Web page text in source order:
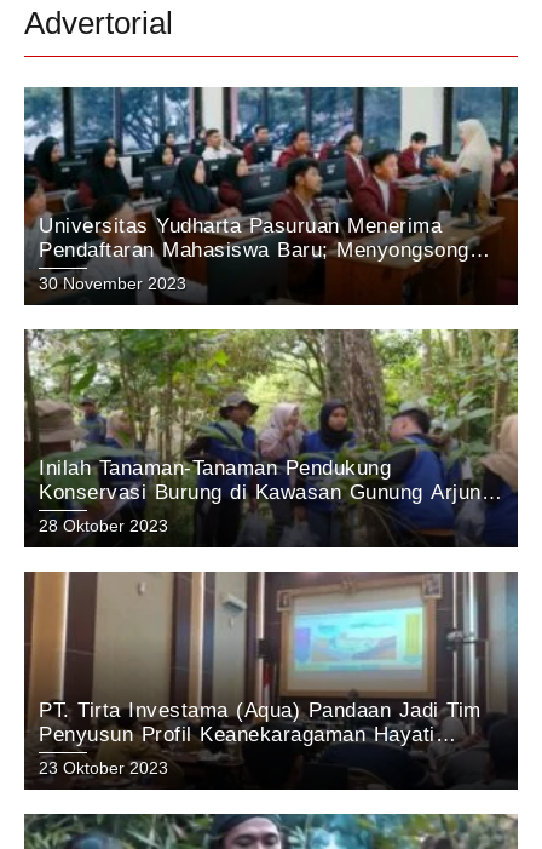
Advertorial
Universitas Yudharta Pasuruan Menerima
Pendaftaran Mahasiswa Baru; Menyongsong
Masa Depan Unggul dengan Inovasi dan
Prestasi.
30 November 2023
Inilah Tanaman-Tanaman Pendukung
Konservasi Burung di Kawasan Gunung Arjuno
Pasuruan: Hasil Penelitian tim KEHATI Aqua
Pandaan 2023
28 Oktober 2023
PT. Tirta Investama (Aqua) Pandaan Jadi Tim
Penyusun Profil Keanekaragaman Hayati
Kabupaten Pasuruan Tahun 2023
23 Oktober 2023